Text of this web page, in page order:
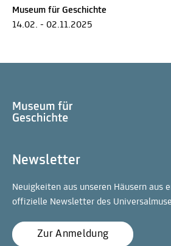
Museum für Geschichte
14.02. - 02.11.2025
Newsletter
Neuigkeiten aus unseren Häusern aus
offizielle Newsletter des
Zur Anmeldung